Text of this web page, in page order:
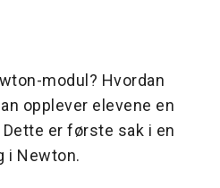
modul? Hvordan
opplever elevene en
er første sak i en
i Newton.